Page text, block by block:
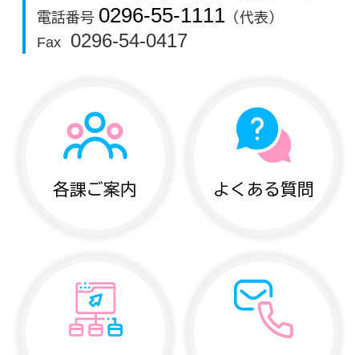
電話番号 0296-55-1111 （代表）
Fax
0296-54-0417
各課ご案内 よくある質問